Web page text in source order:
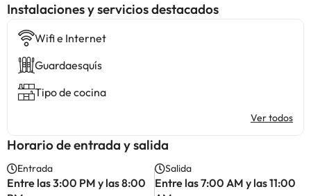
Instalaciones y servicios destacados
Wifi e Internet
Guardaesquís
Tipo de cocina
Ver todos
Horario de entrada y salida
Entrada
Entre las 3:00 PM y las 8:00
Salida
Entre las 7:00 AM y las 11:00